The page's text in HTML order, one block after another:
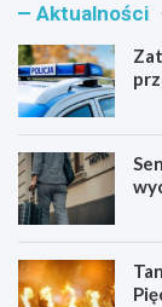
Aktualności